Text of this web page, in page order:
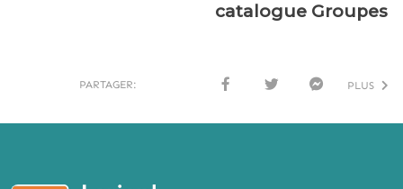
catalogue Groupes
PARTAGER:
BOO
TTER
ENG
PLUS